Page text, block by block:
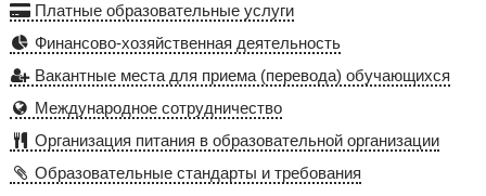
Платные образовательные услуги
Финансово-хозяйственная деятельность
Вакантные места для приема (перевода) обучающихся
Международное сотрудничество
Организация питания в образовательной организации
Образовательные стандарты и требования